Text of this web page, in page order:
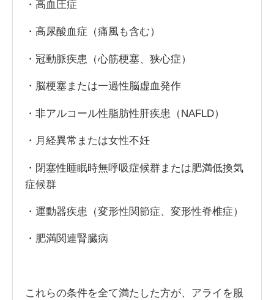
・高血圧症
・高尿酸血症（痛風も含む）
・冠動脈疾患（心筋梗塞、狭心症）
・脳梗塞または一過性脳虚血発作
・非アルコール性脂肪性肝疾患（NAFLD）
・月経異常または女性不妊
・閉塞性睡眠時無呼吸症候群または肥満低換気
症候群
・運動器疾患（変形性関節症、変形性脊椎症）
・肥満関連腎臓病
これらの条件を全て満たした方が、アライを服